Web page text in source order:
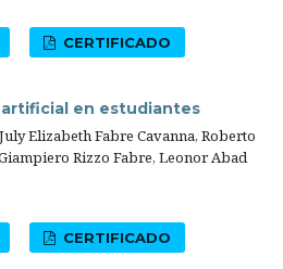
CERTIFICADO
en estudiantes
Elizabeth Fabre Cavanna, Roberto
Rizzo Fabre, Leonor Abad
CERTIFICADO